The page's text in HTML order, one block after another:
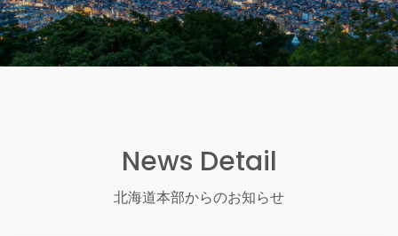
News Detail
北海道本部からのお知らせ